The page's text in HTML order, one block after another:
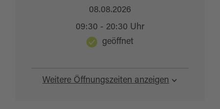
Weitere Öffnungszeiten anzeigen
08.08.2026
09:30 - 20:30 Uhr
geöffnet